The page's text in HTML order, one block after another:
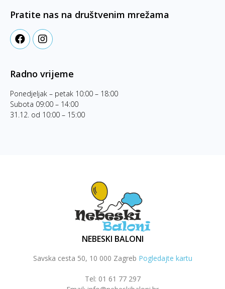
Pratite nas na društvenim mrežama
Radno vrijeme
Ponedjeljak – petak 10:00 – 18:00
Subota 09:00 – 14:00
31.12. od 10:00 – 15:00
NEBESKI BALONI
Savska cesta 50, 10 000 Zagreb Pogledajte kartu
Tel: 01 61 77 297